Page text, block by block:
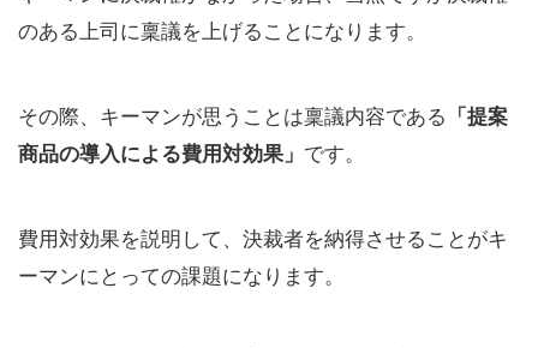
のある上司に稟議を上げることになります。
その際、キーマンが思うことは稟議内容である 「提案
商品の導入による費用対効果」 です。
費用対効果を説明して、決裁者を納得させることがキ
ーマンにとっての課題になります。